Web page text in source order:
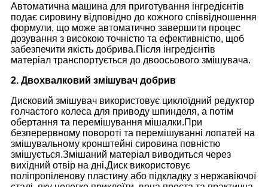
Автоматична машина для приготування інгредієнтів
подає сировину відповідно до кожного співвідношення
формули, що може автоматично завершити процес
дозування з високою точністю та ефективністю, щоб
забезпечити якість добрива.Після інгредієнтів
матеріал транспортується до двоосьового змішувача.
2. Двохвалковий змішувач добрив
Дисковий змішувач використовує циклоїдний редуктор
голчастого колеса для приводу шпинделя, а потім
обертання та перемішування мішалки.При
безперервному повороті та перемішуванні лопатей на
змішувальному кронштейні сировина повністю
змішується.Змішаний матеріал виводиться через
вихідний отвір на дні.Диск використовує
поліпропіленову пластину або підкладку з нержавіючої